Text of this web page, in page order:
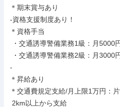
＊期末賞与あり
-資格支援制度あり！
＊資格手当
-
＊昇給あり
＊交通費規定支給/月上限1万円：